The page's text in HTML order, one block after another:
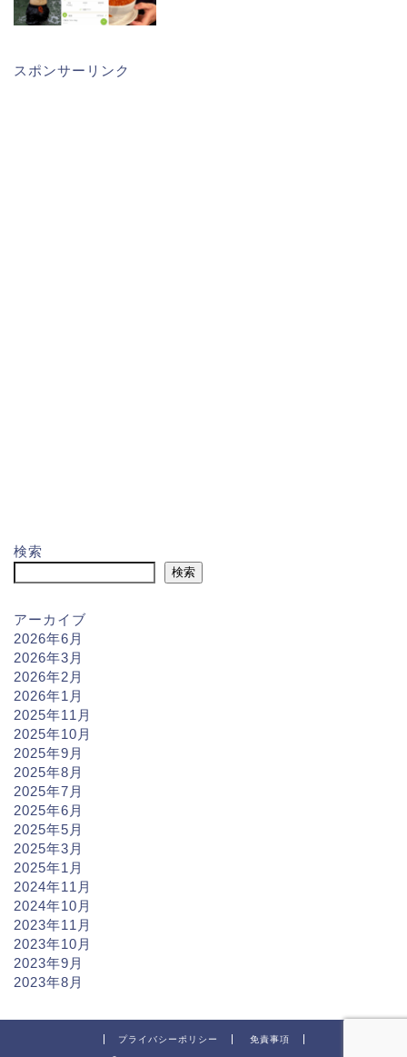
スポンサーリンク
検索
検索
アーカイブ
2026年6月
2026年3月
2026年2月
2026年1月
2025年11月
2025年10月
2025年9月
2025年8月
2025年7月
2025年6月
2025年5月
2025年3月
2025年1月
2024年11月
2024年10月
2023年11月
2023年10月
2023年9月
2023年8月
プライバシーポリシー 免責事項